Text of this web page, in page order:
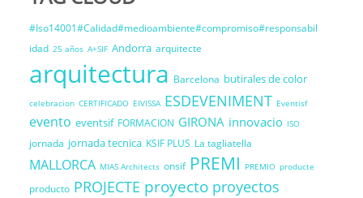
#Iso14001#Calidad#medioambiente#compromiso#responsabil
idad 25 años A+SIF Andorra arquitecte
arquitectura Barcelona butirales de color
celebracion CERTIFICADO EIVISSA ESDEVENIMENT Eventisf
evento eventsif FORMACION GIRONA innovacio ISO
jornada jornada tecnica KSIF PLUS La tagliatella
MALLORCA MIAS Architects onsif PREMI PREMIO producte
producto PROJECTE proyecto proyectos